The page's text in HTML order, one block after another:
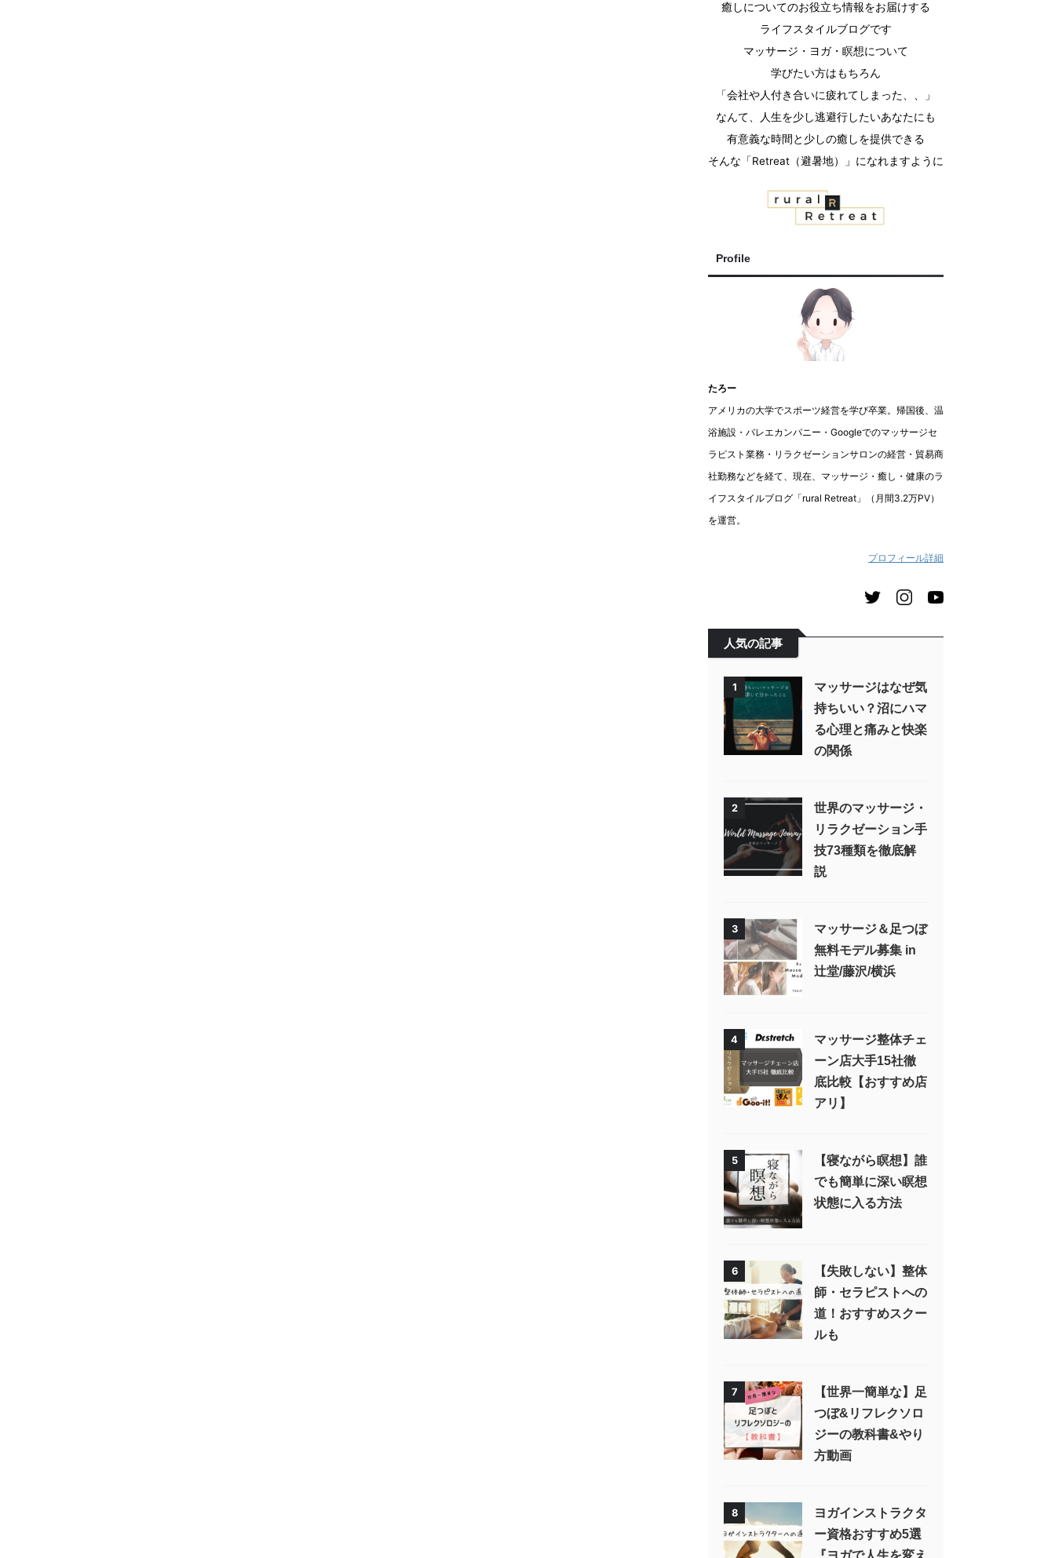
癒しについてのお役立ち情報をお届けする
ライフスタイルブログです
マッサージ・ヨガ・瞑想について
学びたい方はもちろん
「会社や人付き合いに疲れてしまった、、」
なんて、人生を少し逃避行したいあなたにも
有意義な時間と少しの癒しを提供できる
そんな「Retreat（避暑地）」になれますように
Profile
たろー
アメリカの大学でスポーツ経営を学び卒業。帰国後、温
浴施設・バレエカンパニー・Googleでのマッサージセ
ラピスト業務・リラクゼーションサロンの経営・貿易商
社勤務などを経て、現在、マッサージ・癒し・健康のラ
イフスタイルブログ「rural Retreat」（月間3.2万PV）
を運営。
プロフィール詳細
人気の記事
1
マッサージはなぜ気
持ちいい？沼にハマ
る心理と痛みと快楽
の関係
2
世界のマッサージ・
リラクゼーション手
技73種類を徹底解
説
3
マッサージ＆足つぼ
無料モデル募集 in
辻堂/藤沢/横浜
4
マッサージ整体チェ
ーン店大手15社徹
底比較【おすすめ店
アリ】
5
【寝ながら瞑想】誰
でも簡単に深い瞑想
状態に入る方法
6
【失敗しない】整体
師・セラピストへの
道！おすすめスクー
ルも
7
【世界一簡単な】足
つぼ&リフレクソロ
ジーの教科書&やり
方動画
8
ヨガインストラクタ
ー資格おすすめ5選